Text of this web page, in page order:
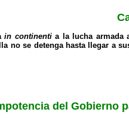
in continentia la lucha armada
no se detenga hasta llegar a
del Gobierno